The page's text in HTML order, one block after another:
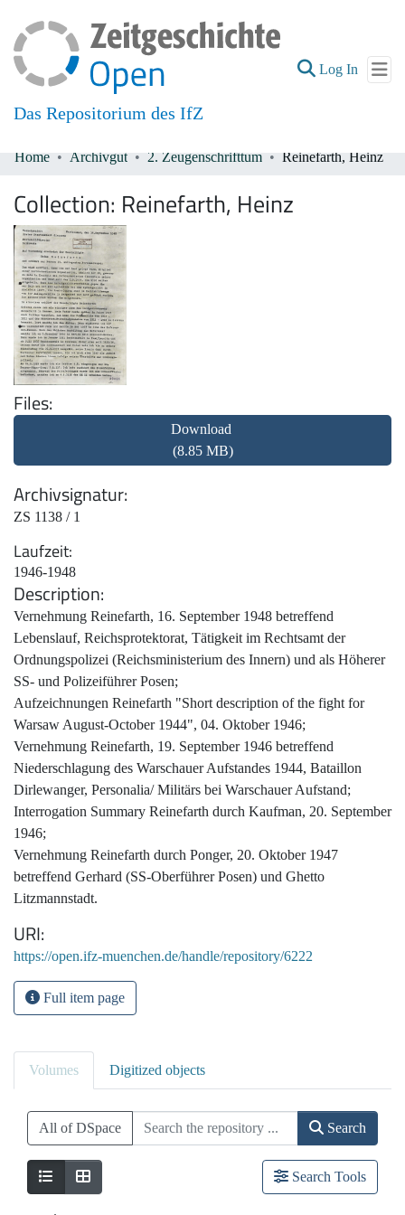
Das Repositorium des IfZ
Log In (current)
All of DSpace
Home Archivgut 2. Zeugenschrifttum Reinefarth, Heinz
Collection: Reinefarth, Heinz
Files
Download
(8.85 MB)
Archivsignatur
ZS 1138 / 1
Laufzeit
1946-1948
Description
Vernehmung Reinefarth, 16. September 1948 betreffend
Lebenslauf, Reichsprotektorat, Tätigkeit im Rechtsamt der
Ordnungspolizei (Reichsministerium des Innern) und als Höherer
SS- und Polizeiführer Posen;
Aufzeichnungen Reinefarth "Short description of the fight for
Warsaw August-October 1944", 04. Oktober 1946;
Vernehmung Reinefarth, 19. September 1946 betreffend
Niederschlagung des Warschauer Aufstandes 1944, Bataillon
Dirlewanger, Personalia/ Militärs bei Warschauer Aufstand;
Interrogation Summary Reinefarth durch Kaufman, 20. September
1946;
Vernehmung Reinefarth durch Ponger, 20. Oktober 1947
betreffend Gerhard (SS-Oberführer Posen) und Ghetto
Litzmannstadt.
URI
https://open.ifz-muenchen.de/handle/repository/6222
Full item page
Volumes Digitized objects
All of DSpace Search
Search Tools